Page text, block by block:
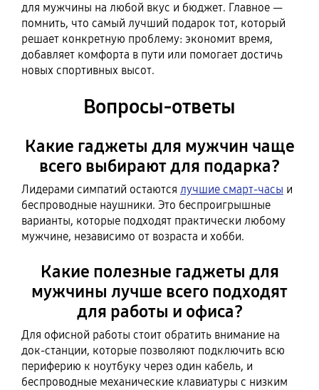
для мужчины на любой вкус и бюджет. Главное —
помнить, что самый лучший подарок тот, который
решает конкретную проблему: экономит время,
добавляет комфорта в пути или помогает достичь
новых спортивных высот.
Вопросы-ответы
Какие гаджеты для мужчин чаще
всего выбирают для подарка?
Лидерами симпатий остаются лучшие смарт-часы и
беспроводные наушники. Это беспроигрышные
варианты, которые подходят практически любому
мужчине, независимо от возраста и хобби.
Какие полезные гаджеты для
мужчины лучше всего подходят
для работы и офиса?
Для офисной работы стоит обратить внимание на
док-станции, которые позволяют подключить всю
периферию к ноутбуку через один кабель, и
беспроводные механические клавиатуры с низким